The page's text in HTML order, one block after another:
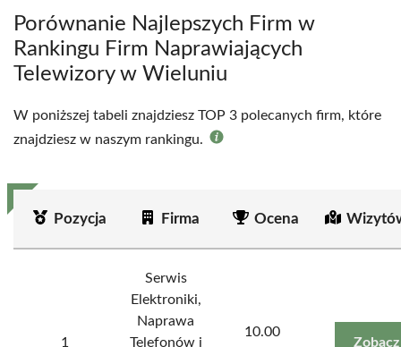
Porównanie Najlepszych Firm w
Rankingu Firm Naprawiających
Telewizory w Wieluniu
W poniższej tabeli znajdziesz TOP 3 polecanych firm, które
znajdziesz w naszym rankingu.
Pozycja Firma Ocena
1
Serwis
Elektroniki,
Naprawa
Telefonów i
10.00